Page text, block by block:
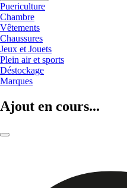
Puericulture
Chambre
Vêtements
Chaussures
Jeux et Jouets
Plein air et sports
Déstockage
Marques
Ajout en cours...